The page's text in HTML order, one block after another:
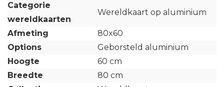
Categorie
wereldkaarten
Wereldkaart op aluminium
Afmeting
80x60
Options
Geborsteld aluminium
Hoogte
60 cm
Breedte
80 cm